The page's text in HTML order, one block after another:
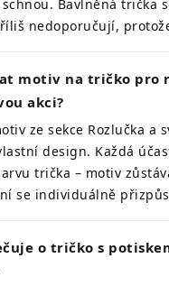
Bavlněná trička
nedoporučují,
motiv na tričko pro
akci?
ze sekce Rozlučka a
design. Každá
trička – motiv
se individuálně
o tričko s